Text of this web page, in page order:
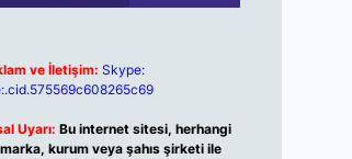
ve İletişim: Skype:
Uyarı: Bu internet sitesi, herhangi
kurum veya şahıs şirketi ile